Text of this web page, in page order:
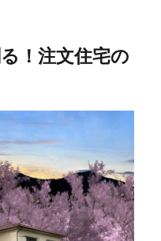
！注文住宅の